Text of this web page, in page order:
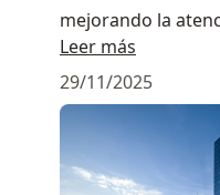
mejorando la
Gracias por su
Leer más
29/11/2025